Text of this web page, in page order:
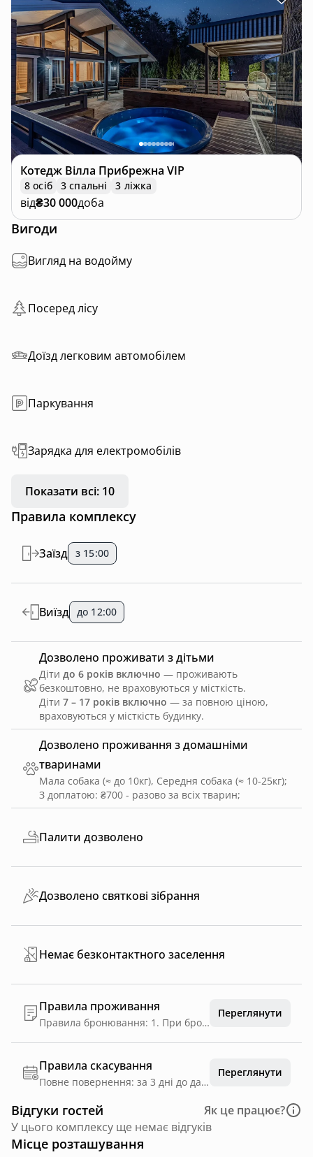
Котедж Вілла Прибрежна VIP
8 осіб 3 спальні 3 ліжка
від₴30 000доба
Вигоди
Вигляд на водойму
Посеред лісу
Доїзд легковим автомобілем
Паркування
Зарядка для електромобілів
Показати всі: 10
Правила комплексу
Дозволено проживання з домашніми
тваринами
Мала собака (≈ до 10кг), Середня собака (≈ 10-25кг);
З доплатою: ₴700 - разово за всіх тварин;
Заїзд з 15:00
Виїзд до 12:00
Дозволено проживати з дітьми
Діти до 6 років включно — проживають
безкоштовно, не враховуються у місткість.
Діти 7 – 17 років включно — за повною ціною,
враховуються у місткість будинку.
Палити дозволено
Дозволено святкові зібрання
Немає безконтактного заселення
Правила проживання
Правила бронювання: 1. При бронюванні через сайт на оплату надається 30 хвилин. Неоплачені бронювання скасовуються автоматично. 2. При бронюванні через сайт повернення коштів можливе лише на депозит. Термін дії депозиту — 6 місяців. 3. При здійсненні повної оплати на сайті знижки не діють. 4. При бронюванні іншими способами, на внесення передоплати надається 24 години. У разі неоплати, бронювання не вважається гарантованим і може бути скасованим. 5. Кошти можуть бути перенесені на депозит у повному обсязі, якщо бронювання було скасовано не пізніше 72 годин до встановленої дати та години заїзду. 6. Якщо скасовується бронювання за добу або день у день, кошти за добу проживання вважаються Штрафом, а інші — переносяться на депозит. Депозитом можна скористатись протягом шести місяців Загальні правила: 1. Стандартний час поселення — з 15:00, розрахунковий час виїзду — 12:00. 2. Ранній заїзд та пізній виїзд можливий лише за попереднім узгодженням з рецепцією та сплачується у розмірі 50% від вартості доби проживання. 3. У період відкритих літніх басейнів діє гостьовий візит для тих, хто не проживає на території комплексу. Гостьовий візит передбачає вхід на територію, користування літніми відкритими басейнами, всіма локаціями комплексу. Сплачується за вартістю візиту на басейн. 4. Користування басейнами після виїзду з готелю сплачується у розмірі 50% від вартості гостьового візиту. 5. Послуга паркінгу сплачується за тарифом 100 грн/доба за одне паркомісце на території комплексу. 6. Просимо дбайливо ставитися до майна комплексу. У випадку псування або втрати майна, штраф стягується згідно затвердженому прейскуранту на рецепції. 7. Дотримуйтесь правил протипожежної безпеки та санітарної гігієни. 8. Просимо поважно ставитися до інших гостей, не допускати шум після 23:00. 9. При виїзді просимо закрити водопровідні крани, вікна, вимкнути світло, зачинити двері на ключ. Правила проживання з тваринами: 1. До тварин, з якими допускається проживання, відносяться тільки собаки не бійцівських порід до 15 кг. 2. Проживання тварин дозволяється в кількості не більше двох в одному номері чи котеджі. 3. Вартість проживання кожної тварини становить 700 грн за добу проживання. 4. Гості повинні мати паспорт тварини та довідку від ветеринарного лікаря з відміткою про всі щеплення. 5. На території комплексу просимо прибирати за улюбленцем та вигулювати лише на повідку. 6. Власник зобов’язується компенсувати вартість майна готелю в разі його пошкодження твариною. Штрафи і заборони: 1. Куріння тютюнових виробів, електронних сигарет і кальянів в номерах та будинках. Штраф: 3800 грн. 2. Порушення спокою проживаючих гостей після 23:00 і до 8:00 години ранку. Штраф: 3800 грн. 3. Виїзд на власному авто на пішохідну зону, залишення авто біля будинку. Штраф: 1500 грн. 4. Винос меблів з номеру/будинку. Штраф: 3800 грн. 5. Використання хлопалок, салютів, петард, конфеті на території комплексу. Штраф: 3800 грн. 6. У разі втрати ключа від номеру або котеджу – штраф 700 грн. 7. У разі втрати пластикової карти для отримання пляжних рушників – штраф 600 грн. 8. Песикам плавати у басейні заборонено – штраф 4000 грн. Заборонено заносити і зберігати предмети, які є небезпечними для громадян та майна. Заборонено залишати сторонніх осіб, які не заповнювали і не підписували реєстраційну карту гостя. Заборонено виносити з ресторану посуд, столові прибори, продукти харчування й напої.
Переглянути
Правила скасування
Повне повернення: за 3 дні до дати заїзду
Переглянути
Відгуки гостей
Як це працює?
У цього комплексу ще немає відгуків
Місце розташування